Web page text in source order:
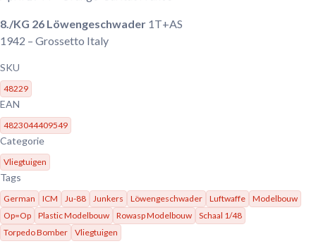
8./KG 26 Löwengeschwader 1T+AS
1942 – Grossetto Italy
SKU
48229
EAN
4823044409549
Categorie
Vliegtuigen
Tags
German ICM Ju-88 Junkers Löwengeschwader Luftwaffe
Modelbouw
Op=Op
Plastic Modelbouw Rowasp Modelbouw
Schaal 1/48
Torpedo Bomber
Vliegtuigen